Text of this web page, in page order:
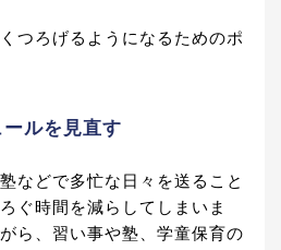
つろげるようになるためのポ
ルを見直す
などで多忙な日々を送ること
ぐ時間を減らしてしまいま
ら、習い事や塾、学童保育の